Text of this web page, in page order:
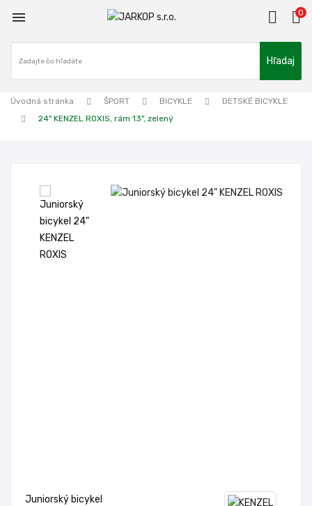
 0
Hľadaj
Úvodná stránka ŠPORT BICYKLE
DETSKÉ BICYKLE
24" KENZEL ROXIS, rám 13", zelený
Juniorský bicykel